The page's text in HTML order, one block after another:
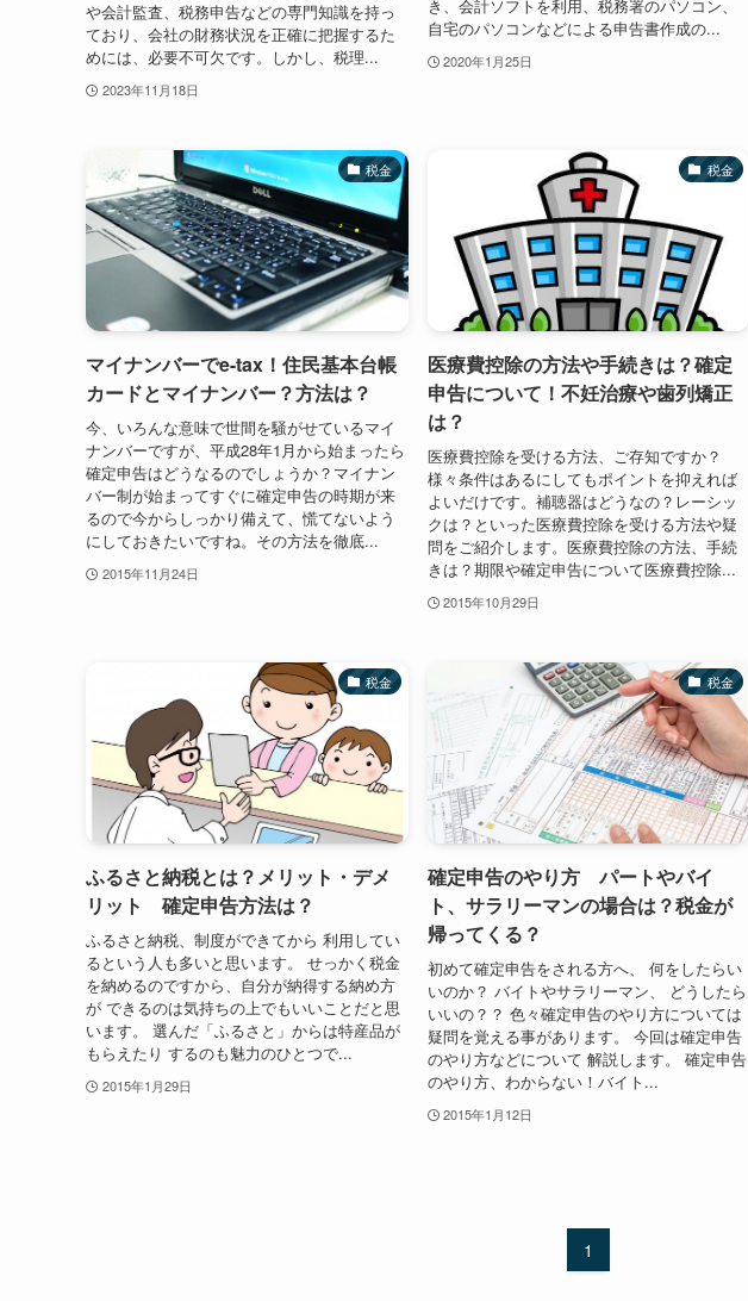
や会計監査、税務申告などの専門知識を持っ
ており、会社の財務状況を正確に把握するた
めには、必要不可欠です。しかし、税理...
2023年11月18日
き、会計ソフトを利用、税務署のパソコン、
自宅のパソコンなどによる申告書作成の...
2020年1月25日
税金
マイナンバーでe-tax！住民基本台帳
カードとマイナンバー？方法は？
今、いろんな意味で世間を騒がせているマイ
ナンバーですが、平成28年1月から始まったら
確定申告はどうなるのでしょうか？マイナン
バー制が始まってすぐに確定申告の時期が来
るので今からしっかり備えて、慌てないよう
にしておきたいですね。その方法を徹底...
2015年11月24日
税金
医療費控除の方法や手続きは？確定
申告について！不妊治療や歯列矯正
は？
医療費控除を受ける方法、ご存知ですか？
様々条件はあるにしてもポイントを抑えれば
よいだけです。補聴器はどうなの？レーシッ
クは？といった医療費控除を受ける方法や疑
問をご紹介します。医療費控除の方法、手続
きは？期限や確定申告について医療費控除...
2015年10月29日
税金
ふるさと納税とは？メリット・デメ
リット 確定申告方法は？
ふるさと納税、制度ができてから 利用してい
るという人も多いと思います。 せっかく税金
を納めるのですから、自分が納得する納め方
が できるのは気持ちの上でもいいことだと思
います。 選んだ「ふるさと」からは特産品が
もらえたり するのも魅力のひとつで...
2015年1月29日
税金
確定申告のやり方 パートやバイ
ト、サラリーマンの場合は？税金が
帰ってくる？
初めて確定申告をされる方へ、 何をしたらい
いのか？ バイトやサラリーマン、 どうしたら
いいの？？ 色々確定申告のやり方については
疑問を覚える事があります。 今回は確定申告
のやり方などについて 解説します。 確定申告
のやり方、わからない！バイト...
2015年1月12日
1